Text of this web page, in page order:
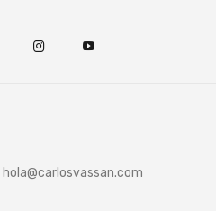
hola@carlosvassan.com